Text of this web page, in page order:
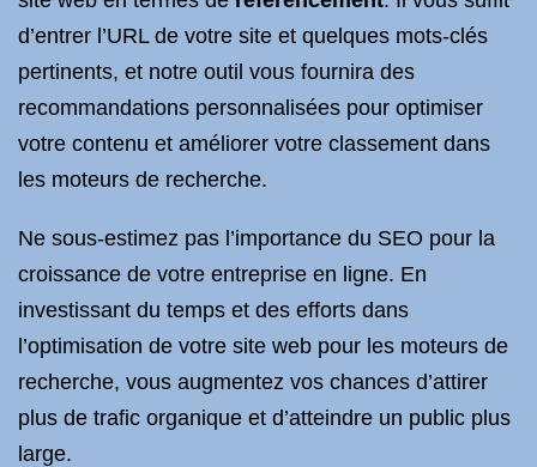
d’entrer l’URL de votre site et quelques mots-clés
pertinents, et notre outil vous fournira des
recommandations personnalisées pour optimiser
votre contenu et améliorer votre classement dans
les moteurs de recherche.
Ne sous-estimez pas l’importance du SEO pour la
croissance de votre entreprise en ligne. En
investissant du temps et des efforts dans
l’optimisation de votre site web pour les moteurs de
recherche, vous augmentez vos chances d’attirer
plus de trafic organique et d’atteindre un public plus
large.